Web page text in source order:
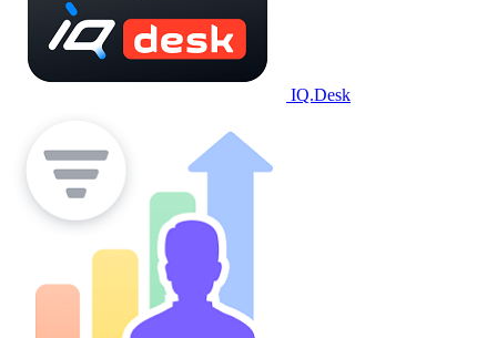
IQ.Desk